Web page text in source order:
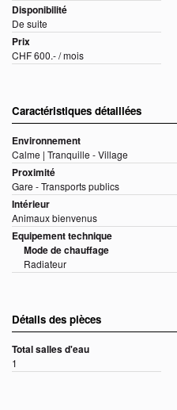
Disponibilité
De suite
Prix
CHF 600.- / mois
Caractéristiques détaillées
Environnement
Calme | Tranquille - Village
Proximité
Gare - Transports publics
Intérieur
Animaux bienvenus
Equipement technique
Mode de chauffage
Radiateur
Détails des pièces
Total salles d'eau
1